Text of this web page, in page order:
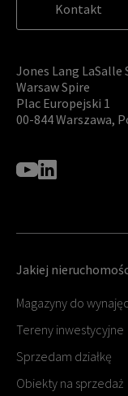
Kontakt
Jones Lang LaSalle
Warsaw Spire
Plac Europejski 1
00-844 Warszawa,
Jakiej
Magazyny do
Tereny inwestycyjne
Sprzedam działkę
Obiekty na sprzedaż